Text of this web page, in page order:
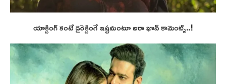
యాక్టింగ్ కంటే డైరెక్టింగే ఇష్టమంటూ ఐరా ఖాన్ కామెంట్స్..!